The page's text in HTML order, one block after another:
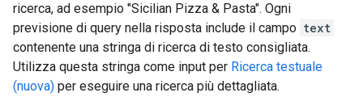
ricerca, ad esempio "Sicilian Pizza & Pasta". Ogni
previsione di query nella risposta include il campo text
contenente una stringa di ricerca di testo consigliata.
Utilizza questa stringa come input per Ricerca testuale
(nuova) per eseguire una ricerca più dettagliata.